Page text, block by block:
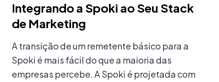
Integrando a Spoki ao Seu Stack
de Marketing
A transição de um remetente básico para a
Spoki é mais fácil do que a maioria das
empresas percebe. A Spoki é projetada com